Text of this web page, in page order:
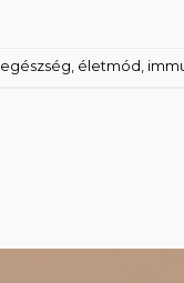
egészség életmód